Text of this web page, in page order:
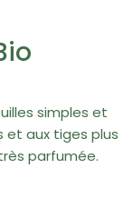
simples et
et aux tiges plus
parfumée.